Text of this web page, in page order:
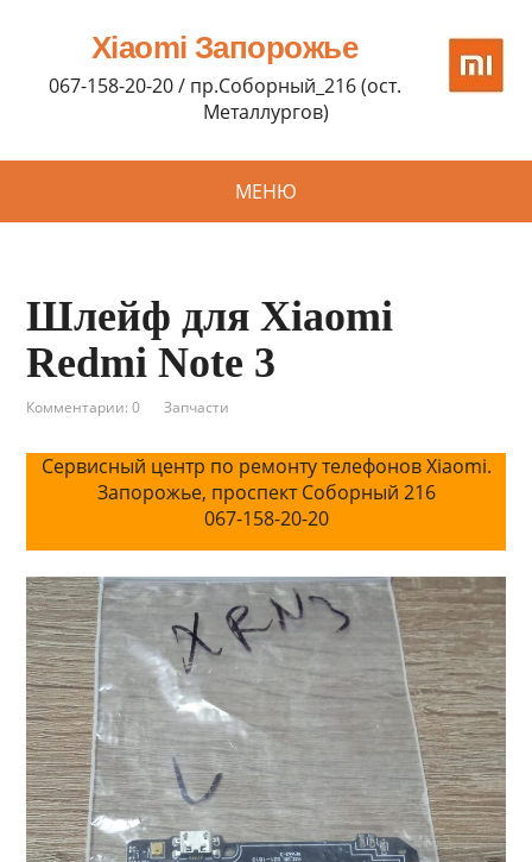
Xiaomi Запорожье
067-158-20-20 / пр.Соборный_216 (ост.
Металлургов)
МЕНЮ
Шлейф для Xiaomi
Redmi Note 3
Комментарии: 0 Запчасти
Сервисный центр по ремонту телефонов Xiaomi.
Запорожье, проспект Соборный 216
067-158-20-20